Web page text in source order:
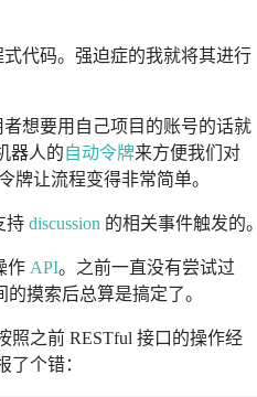
代码。强迫症的我就将其进行
想要用自己项目的账号的话就
器人的自动令牌来方便我们对
牌让流程变得非常简单。
持 discussion 的相关事件触发的。
作 API。之前一直没有尝试过
摸索后总算是搞定了。
照之前 RESTful 接口的操作经
了个错：